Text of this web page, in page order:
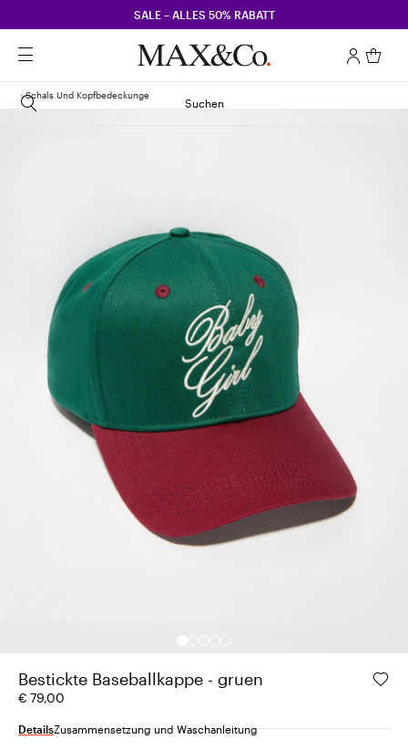
SALE – ALLES 50% RABATT
Suchen
Schals Und Kopfbedeckunge
Bestickte Baseballkappe - gruen
€ 79,00
DetailsZusammensetzung und Waschanleitung